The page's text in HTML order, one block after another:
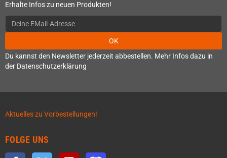
Erhalte Infos zu neuen Produkten!
OK
Du kannst den Newsletter jederzeit abbestellen. Mehr Infos dazu in
der Datenschutzerklärung
Aktuelles zu Vorbestellungen!
FOLGE UNS